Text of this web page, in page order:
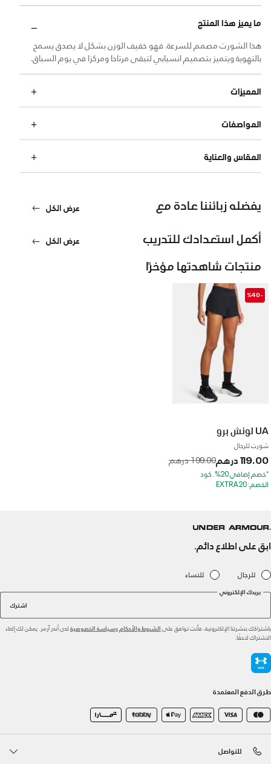
ما يميز هذا المنتج
هذا الشورت مصمم للسرعة. فهو خفيف الوزن بشكل لا يصدق يسمح
بالتهوية ويتميز بتصميم انسيابي لتبقى مرتاحا ومركزا في يوم السباق.
المميزات
المواصفات
المقاس والعناية
يفضله زبائننا عادة مع عرض الكل
أكمل استعدادك للتدريب عرض الكل
منتجات شاهدتها مؤخرًا
-%40
UA لونش برو
شورت للرجال
119.00 درهم Price reduced from
199.00 درهم to
*خصم إضافي 20%. كود
الخصم: EXTRA20
ابق على اطلاع دائم.
للرجال للنساء
بريدك الإلكتروني
اشترك
باشتراكك بنشرتنا الإلكترونية، فأنت توافق على الشروط والأحكام وسياسة الخصوصية لدى أندر آرمر. يمكن لك إلغاء
الاشتراك لاحقًا.
طرق الدفع المعتمدة
للتواصل